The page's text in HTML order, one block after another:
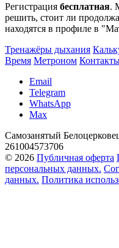
Регистрация бесплатная.
решить, стоит ли
находятся в профиле в
Тренажёры дыхания
Время Метроном
Email
Telegram
WhatsApp
Max
Самозанятый
261004573706
© 2026 Публичная оферта
персональных данных.
данных. Политика